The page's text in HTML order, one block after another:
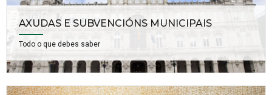
AXUDAS E SUBVENCIÓNS MUNICIPAIS
Todo o que debes saber